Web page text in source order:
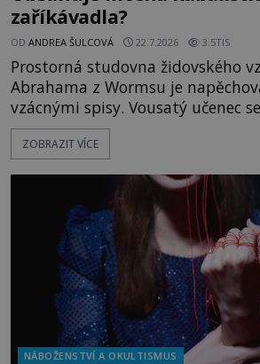
zaříkávadla?
OD ANDREA ŠULCOVÁ 22.7.2026 3.5TIS
Prostorná studovna židovského
Abrahama z Wormsu je
vzácnými spisy. Vousatý učenec
před sebou má rozložený jeden z
magických textů. Jde o Abramelinův grimoár, který
kouzla, jak si někteří myslí, nebo
pověru? Už šest měsíců pobývá
ZOBRAZIT VÍCE
NÁBOŽENSTVÍ A OKULTISMUS